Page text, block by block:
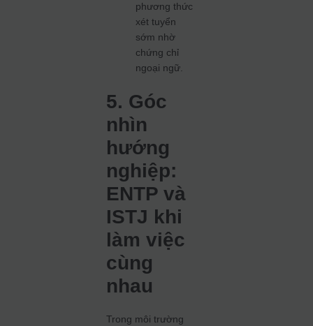
phương thức
xét tuyển
sớm nhờ
chứng chỉ
ngoại ngữ.
5. Góc
nhìn
hướng
nghiệp:
ENTP và
ISTJ khi
làm việc
cùng
nhau
Trong môi trường